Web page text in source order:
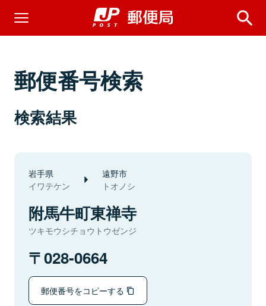
郵便番号検索
検索結果
岩手県
イワテケン
遠野市
トオノシ
附馬牛町東禅寺
ツキモウシチョウトウゼンジ
028-0664
郵便番号をコピーする